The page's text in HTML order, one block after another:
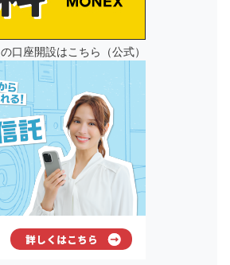
の口座開設はこちら（公式）